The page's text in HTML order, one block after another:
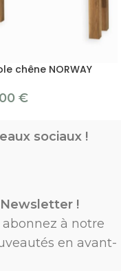
chêne NORWAY
€
sociaux !
!
à notre
en avant-